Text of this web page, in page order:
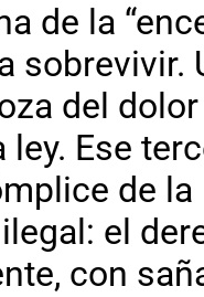
de la
sobrevivir.
del
ley. Ese
de
el
con